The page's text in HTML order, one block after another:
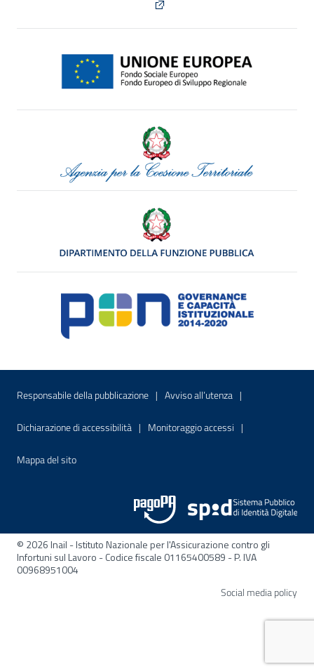
Menu di servizio
Responsabile della pubblicazione Sito interno - Apre in una nuova
Avviso all’utenza Sito interno -
Dichiarazione di accessibilità Sito interno - Apre in una nuova finestra
Monitoraggio accessi Sito interno -
Mappa del sitoSito interno - Apre nella stessa finestra
© 2026 Inail - Istituto Nazionale per l'Assicurazione contro gli
Infortuni sul Lavoro - Codice fiscale 01165400589 - P. IVA
00968951004
Social media policy